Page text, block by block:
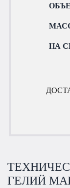
НА
ГЕЛИЙ